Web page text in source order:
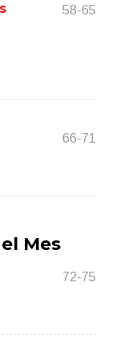
58-65
66-71
Mes
72-75